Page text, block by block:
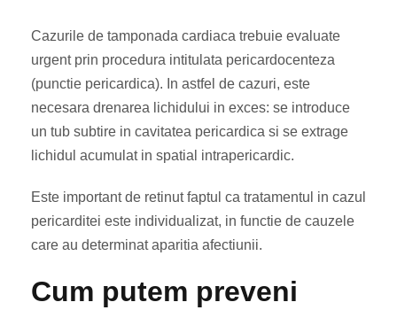
Cazurile de tamponada cardiaca trebuie evaluate
urgent prin procedura intitulata pericardocenteza
(punctie pericardica). In astfel de cazuri, este
necesara drenarea lichidului in exces: se introduce
un tub subtire in cavitatea pericardica si se extrage
lichidul acumulat in spatial intrapericardic.
Este important de retinut faptul ca tratamentul in cazul
pericarditei este individualizat, in functie de cauzele
care au determinat aparitia afectiunii.
Cum putem preveni